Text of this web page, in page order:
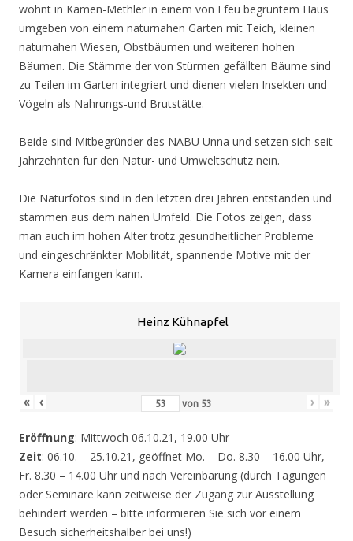
wohnt in Kamen-Methler in einem von Efeu begrüntem Haus
umgeben von einem naturnahen Garten mit Teich, kleinen
naturnahen Wiesen, Obstbäumen und weiteren hohen
Bäumen. Die Stämme der von Stürmen gefällten Bäume sind
zu Teilen im Garten integriert und dienen vielen Insekten und
Vögeln als Nahrungs-und Brutstätte.
Beide sind Mitbegründer des NABU Unna und setzen sich seit
Jahrzehnten für den Natur- und Umweltschutz nein.
Die Naturfotos sind in den letzten drei Jahren entstanden und
stammen aus dem nahen Umfeld. Die Fotos zeigen, dass
man auch im hohen Alter trotz gesundheitlicher Probleme
und eingeschränkter Mobilität, spannende Motive mit der
Kamera einfangen kann.
Heinz Kühnapfel
« ‹ von 53 › »
Eröffnung: Mittwoch 06.10.21, 19.00 Uhr
Zeit: 06.10. – 25.10.21, geöffnet Mo. – Do. 8.30 – 16.00 Uhr,
Fr. 8.30 – 14.00 Uhr und nach Vereinbarung (durch Tagungen
oder Seminare kann zeitweise der Zugang zur Ausstellung
behindert werden – bitte informieren Sie sich vor einem
Besuch sicherheitshalber bei uns!)